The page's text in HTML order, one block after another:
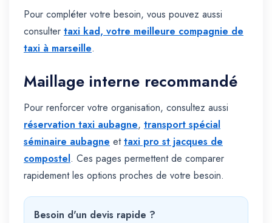
Pour compléter votre besoin, vous pouvez aussi
consulter taxi kad, votre meilleure compagnie de
taxi à marseille.
Maillage interne recommandé
Pour renforcer votre organisation, consultez aussi
réservation taxi aubagne, transport spécial
séminaire aubagne ettaxi pro st jacques de
compostel. Ces pages permettent de comparer
rapidement les options proches de votre besoin.
Besoin d'un devis rapide ?